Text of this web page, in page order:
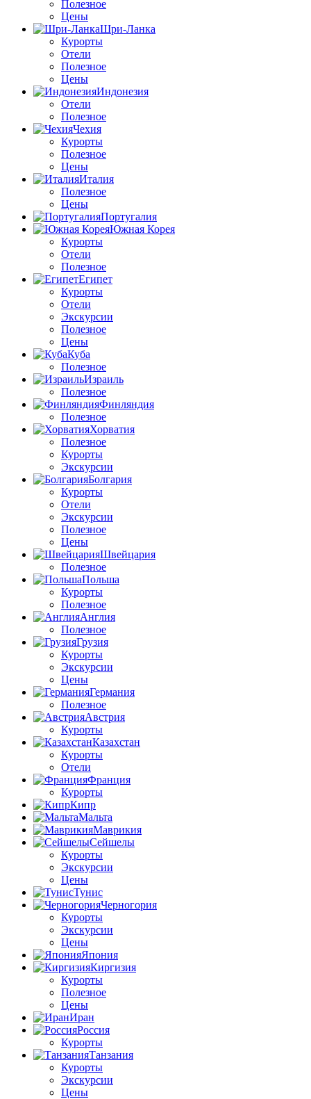
Полезное
Цены
Шри-Ланка
Курорты
Отели
Полезное
Цены
Индонезия
Отели
Полезное
Чехия
Курорты
Полезное
Цены
Италия
Полезное
Цены
Португалия
Южная Корея
Курорты
Отели
Полезное
Египет
Курорты
Отели
Экскурсии
Полезное
Цены
Куба
Полезное
Израиль
Полезное
Финляндия
Полезное
Хорватия
Полезное
Курорты
Экскурсии
Болгария
Курорты
Отели
Экскурсии
Полезное
Цены
Швейцария
Полезное
Польша
Курорты
Полезное
Англия
Полезное
Грузия
Курорты
Экскурсии
Цены
Германия
Полезное
Австрия
Курорты
Казахстан
Курорты
Отели
Франция
Курорты
Кипр
Мальта
Маврикия
Сейшелы
Курорты
Экскурсии
Цены
Тунис
Черногория
Курорты
Экскурсии
Цены
Япония
Киргизия
Курорты
Полезное
Цены
Иран
Россия
Курорты
Танзания
Курорты
Экскурсии
Цены